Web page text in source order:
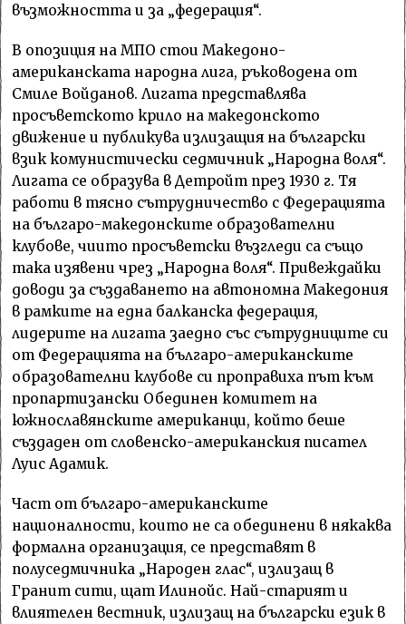
възможността и за „федерация“.
В опозиция на МПО стои Макeдоно-
амeриканската народна лига, ръководена от
Смиле Войданов. Лигата представлява
просъветското крило на македонското
движение и публикува излизащия на български
взик комунистически седмичник „Народна воля“.
Лигата се образува в Детройт през 1930 г. Тя
работи в тясно сътрудничество с Федерацията
на българо-македонските образователни
клубове, чиито просъветски възгледи са също
така изявени чрез „Народна воля“. Привеждайки
доводи за създаването на автономна Македония
в рамките на една балканска федерация,
лидерите на лигата заедно със сътрудниците си
от Федерацията на българо-американските
образователни клубове си проправиха път към
пропартизански Обединен комитет на
южнославянските американци, който беше
създаден от словенско-американския писател
Луис Адамик.
Част от българо-американските
националности, които не са обединени в някаква
формална организация, се представят в
полуседмичника „Народен глас“, излизащ в
Гранит сити, щат Илинойс. Най-старият и
влиятелен вестник, излизащ на български език в